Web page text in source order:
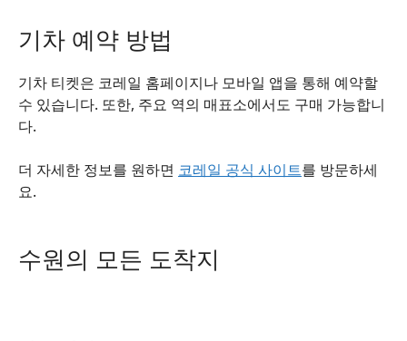
기차 예약 방법
기차 티켓은 코레일 홈페이지나 모바일 앱을 통해 예약할
수 있습니다. 또한, 주요 역의 매표소에서도 구매 가능합니
다.
더 자세한 정보를 원하면 코레일 공식 사이트를 방문하세
요.
수원의 모든 도착지